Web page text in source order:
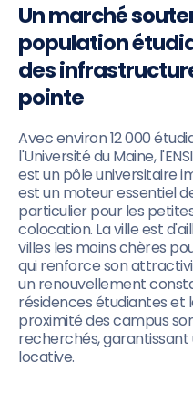
Un marché
population
des
pointe
Avec environ 12 000
l'Université du Maine,
est un pôle universitaire
est un moteur essentiel
particulier pour les
colocation. La ville est
villes les moins chères
qui renforce son
un renouvellement
résidences étudiantes
proximité des campus
recherchés,
locative.